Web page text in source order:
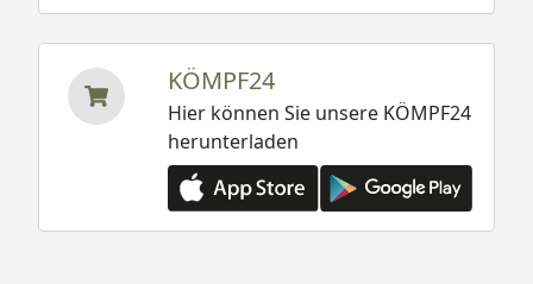
KÖMPF24
Hier können Sie unsere KÖMPF24
herunterladen